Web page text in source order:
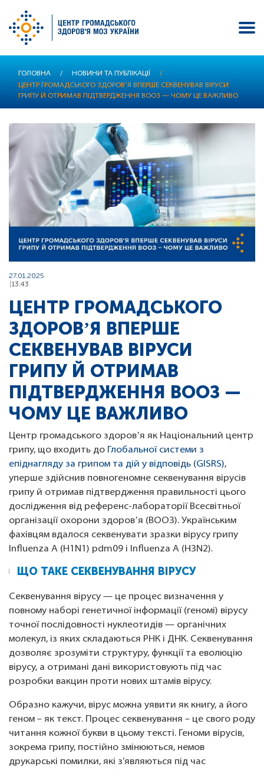
основного
ГОЛОВНА / НОВИНИ ТА ПУБЛІКАЦІЇ
/
ЦЕНТР ГРОМАДСЬКОГО ЗДОРОВʼЯ ВПЕРШЕ СЕКВЕНУВАВ ВІРУСИ
ГРИПУ Й ОТРИМАВ ПІДТВЕРДЖЕННЯ ВООЗ — ЧОМУ ЦЕ ВАЖЛИВО
27.01.2025
13:43
ЦЕНТР ГРОМАДСЬКОГО
ЗДОРОВʼЯ ВПЕРШЕ
СЕКВЕНУВАВ ВІРУСИ
ГРИПУ Й ОТРИМАВ
ПІДТВЕРДЖЕННЯ ВООЗ —
ЧОМУ ЦЕ ВАЖЛИВО
Центр громадського здоровʼя як Національний центр
грипу, що входить до Глобальної системи з
епіднагляду за грипом та дій у відповідь (GISRS),
уперше здійснив повногеномне секвенування вірусів
грипу й отримав підтвердження правильності цього
дослідження від референс-лабораторії Всесвітньої
організації охорони здоровʼя (ВООЗ). Українським
фахівцям вдалося секвенувати зразки вірусу грипу
Influenza A (H1N1) pdm09 і Influenza A (H3N2).
ЩО ТАКЕ СЕКВЕНУВАННЯ ВІРУСУ
Секвенування вірусу — це процес визначення у
повному наборі генетичної інформації (геномі) вірусу
точної послідовності нуклеотидів — органічних
молекул, із яких складаються РНК і ДНК. Секвенування
дозволяє зрозуміти структуру, функції та еволюцію
вірусу, а отримані дані використовують під час
розробки вакцин проти нових штамів вірусу.
Образно кажучи, вірус можна уявити як книгу, а його
геном – як текст. Процес секвенування – це свого роду
читання кожної букви в цьому тексті. Геноми вірусів,
зокрема грипу, постійно змінюються, немов
друкарські помилки, які з’являються під час